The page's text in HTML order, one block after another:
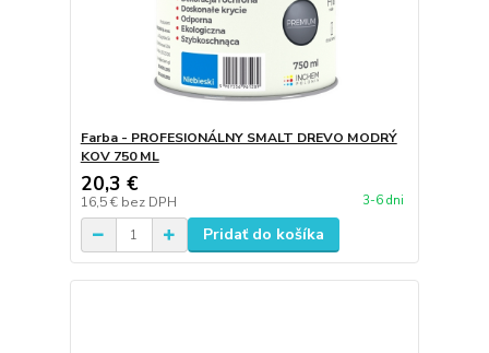
Farba - PROFESIONÁLNY SMALT DREVO MODRÝ
KOV 750 ML
20,3 €
16,5 € bez DPH 3-6 dni
Pridať do košíka